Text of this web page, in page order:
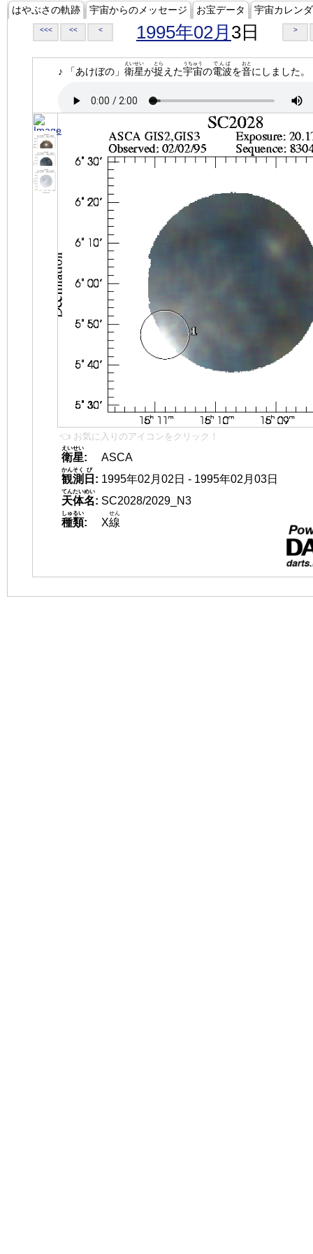
はやぶさの軌跡 宇宙からのメッセージ お宝データ 宇宙カレン
<<< << < 1995年02月 3日 >
♪ 「あけぼの」 衛星
えいせい
が捉
とら
えた宇宙
うちゅう
の電波
でんぱ
を音
おと
にしました。
👈 お気に入りのアイコンをクリック！
衛星
えいせい
:
ASCA
観測
かんそく
日
び
: 1995年02月02日 - 1995年02月03日
天体名
てんたいめい
: SC2028/2029_N3
種類
しゅるい
: X線
せん